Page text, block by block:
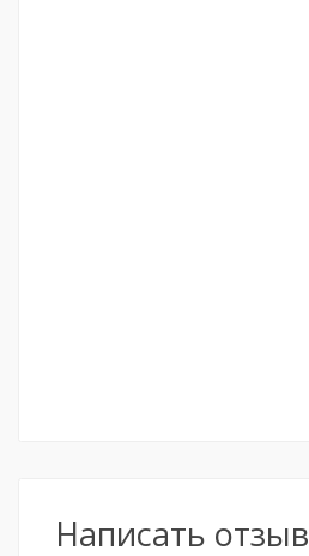
Написать отзыв